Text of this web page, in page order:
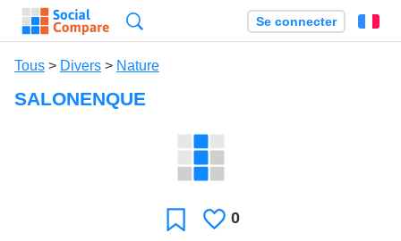
Se connecter
Tous > Divers > Nature
SALONENQUE
Favori J'aime
0